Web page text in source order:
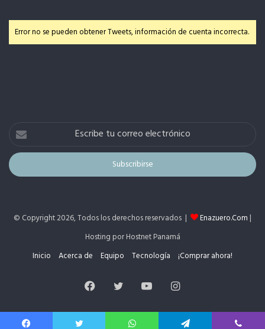
Error no se pueden obtener Tweets, información de cuenta incorrecta.
Escribe
correo
electrónico
© Copyright 2026, Todos los derechos reservados | Enazuero.Com |
Hosting por Hostnet Panamá
Inicio
Acerca de Equipo Tecnología ¡Comprar ahora!
FacebookTwitterYouTubeInstagram